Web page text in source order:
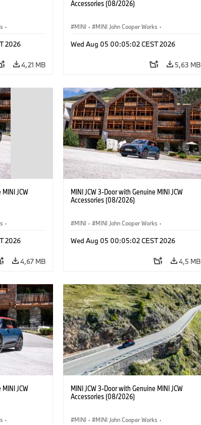
·
2026
4,21 MB
Accessories (08/2026)
MINI · MINI John Cooper Works ·
Wed Aug 05 00:05:02 CEST 2026
5,63 MB
JCW
·
2026
4,67 MB
MINI JCW 3-Door with Genuine MINI JCW
Accessories (08/2026)
MINI · MINI John Cooper Works ·
Wed Aug 05 00:05:02 CEST 2026
4,5 MB
JCW
·
MINI JCW 3-Door with Genuine MINI JCW
Accessories (08/2026)
MINI · MINI John Cooper Works ·